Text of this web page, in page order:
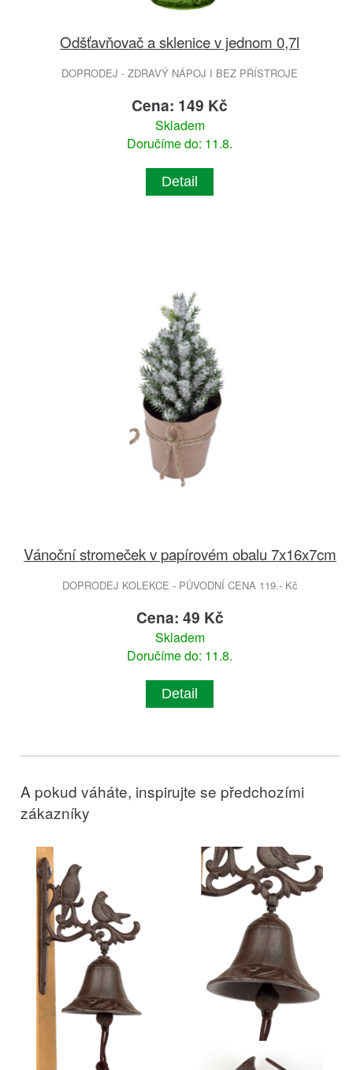
Odšťavňovač a sklenice v jednom 0,7l
DOPRODEJ - ZDRAVÝ NÁPOJ I BEZ PŘÍSTROJE
Cena: 149 Kč
Skladem
Doručíme do: 11.8.
Detail
Vánoční stromeček v papírovém obalu 7x16x7cm
DOPRODEJ KOLEKCE - PŮVODNÍ CENA 119.- Kč
Cena: 49 Kč
Skladem
Doručíme do: 11.8.
Detail
A pokud váháte, inspirujte se předchozími
zákazníky